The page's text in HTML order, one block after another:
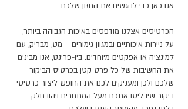
אנו כאן כדי להגשים את החזון שלכם
הכרטיסים אצלנו מודפסים באיכות הגבוהה ביותר,
על ניירות איכותיים ובמגוון גימורים – מט, מבריק, עם
למינציה או אפקטים מיוחדים. ביו-פרינט, אנו מבינים
את החשיבות של כל פרט קטן בכרטיס הביקור
שלכם ולכן ומעניקים לכם את החופש ליצור כרטיסי
ביקור שיבליטו אתכם מעל המתחרים ויהוו חלק